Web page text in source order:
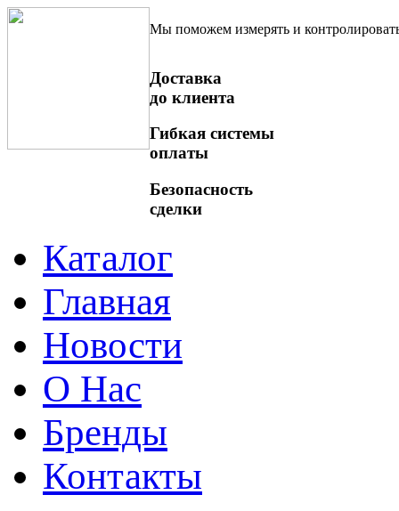
Мы поможем измерять и
Доставка
до клиента
Гибкая системы
оплаты
Безопасность
сделки
Каталог
Главная
Новости
О Нас
Бренды
Контакты